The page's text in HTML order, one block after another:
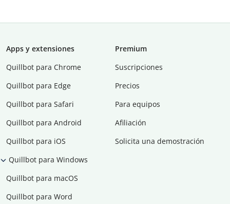
Apps y extensiones
Quillbot para Chrome
Quillbot para Edge
Quillbot para Safari
Quillbot para Android
Quillbot para iOS
Quillbot para Windows
Quillbot para macOS
Quillbot para Word
Premium
Suscripciones
Precios
Para equipos
Afiliación
Solicita una demostración